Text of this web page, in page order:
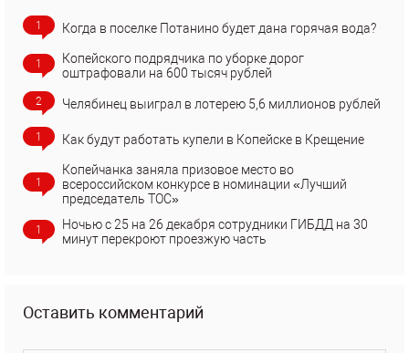
1 Когда в поселке Потанино будет дана горячая вода?
1
Копейского подрядчика по уборке дорог
оштрафовали на 600 тысяч рублей
2 Челябинец выиграл в лотерею 5,6 миллионов рублей
1 Как будут работать купели в Копейске в Крещение
1
Копейчанка заняла призовое место во
всероссийском конкурсе в номинации «Лучший
председатель ТОС»
1
Ночью с 25 на 26 декабря сотрудники ГИБДД на 30
минут перекроют проезжую часть
Оставить комментарий